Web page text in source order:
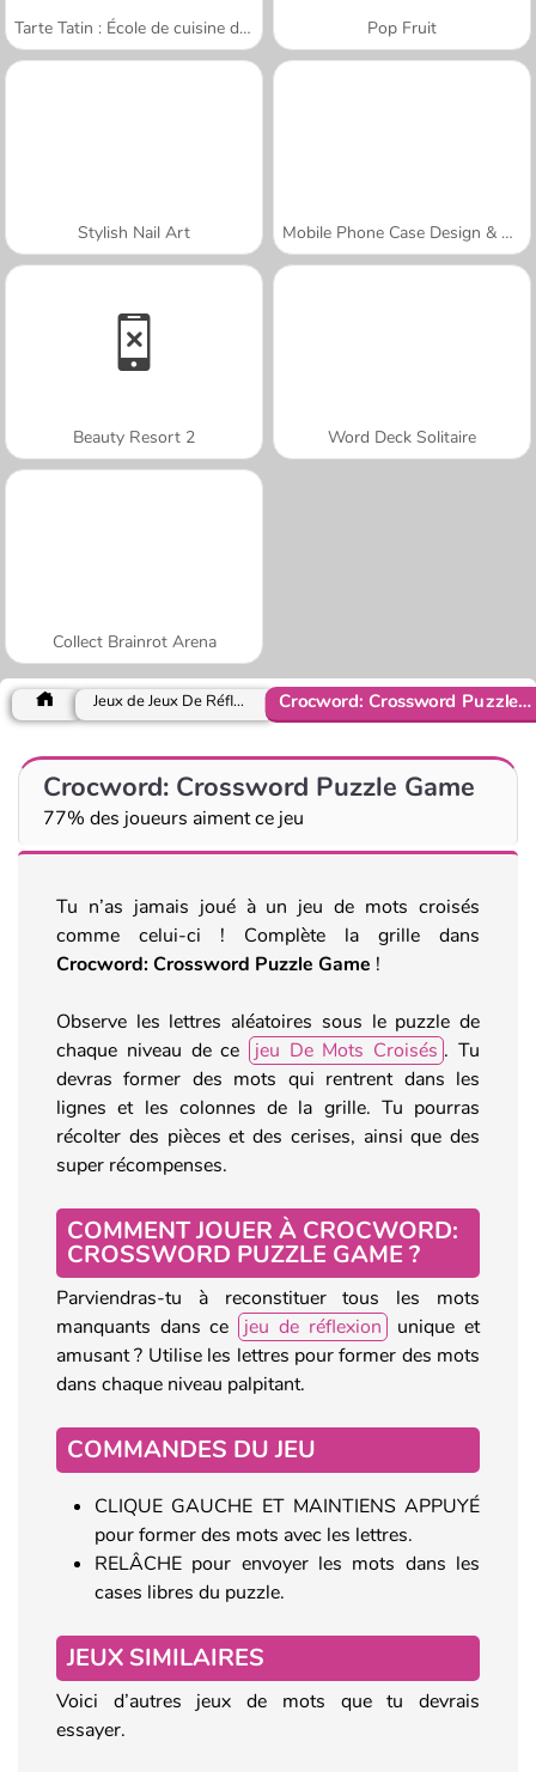
Tarte Tatin : École de cuisine de Sara Pop Fruit
Stylish Nail Art Mobile Phone Case Design & DIY
Beauty Resort 2 Word Deck Solitaire
Collect Brainrot Arena
Jeux de Jeux De Réflexion Crocword: Crossword Puzzle Game
Crocword: Crossword Puzzle Game
77% des joueurs aiment ce jeu
Tu n’as jamais joué à un jeu de mots croisés
comme celui-ci ! Complète la grille dans
Crocword: Crossword Puzzle Game !
Observe les lettres aléatoires sous le puzzle de
chaque niveau de ce
jeu De Mots Croisés . Tu
devras former des mots qui rentrent dans les
lignes et les colonnes de la grille. Tu pourras
récolter des pièces et des cerises, ainsi que des
super récompenses.
COMMENT JOUER À CROCWORD:
CROSSWORD PUZZLE GAME ?
Parviendras-tu à reconstituer tous les mots
manquants dans ce
jeu de réflexion
unique et
amusant ? Utilise les lettres pour former des mots
dans chaque niveau palpitant.
COMMANDES DU JEU
CLIQUE GAUCHE ET MAINTIENS APPUYÉ
pour former des mots avec les lettres.
RELÂCHE pour envoyer les mots dans les
cases libres du puzzle.
JEUX SIMILAIRES
Voici d’autres jeux de mots que tu devrais
essayer.